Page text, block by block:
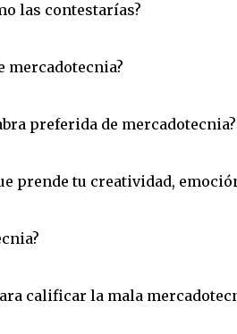
las contestarías?
mercadotecnia?
preferida de mercadotecnia?
prende tu creatividad,
calificar la mala